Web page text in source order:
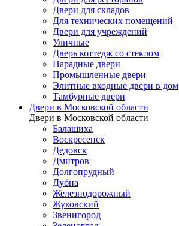
Двери для складов
Для технических помещений
Двери для учреждений
Уличные
Дверь коттедж со стеклом
Парадные двери
Промышленные двери
Элитные входные двери в дом
Тамбурные двери
Двери в Московской области
Двери в Московской области
Балашиха
Воскресенск
Дедовск
Дмитров
Долгопрудный
Дубна
Железнодорожный
Жуковский
Звенигород